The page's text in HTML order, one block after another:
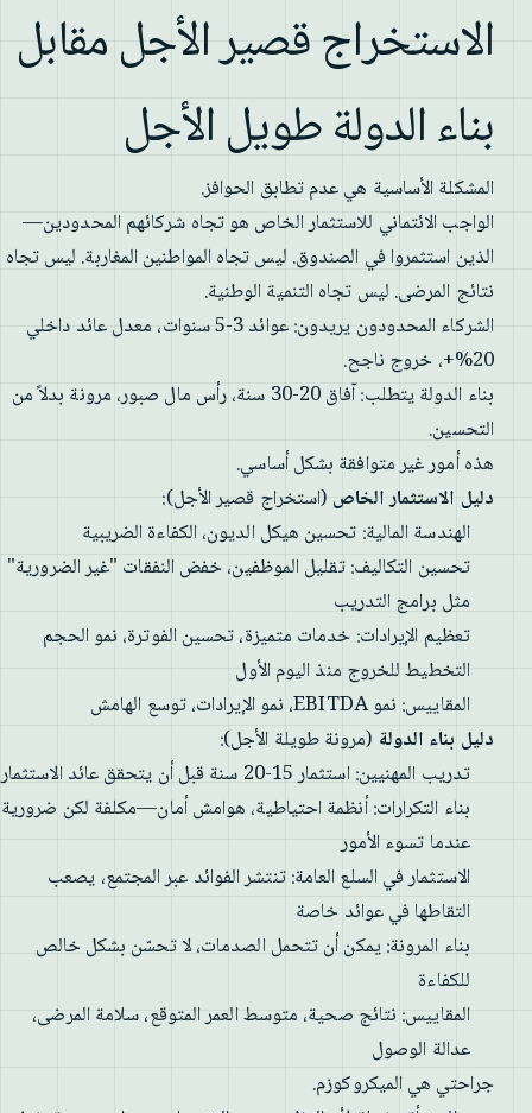
الاستخراج قصير الأجل مقابل
بناء الدولة طويل الأجل
المشكلة الأساسية هي عدم تطابق الحوافز.
الواجب الائتماني للاستثمار الخاص هو تجاه شركائهم المحدودين—
الذين استثمروا في الصندوق. ليس تجاه المواطنين المغاربة. ليس تجاه
نتائج المرضى. ليس تجاه التنمية الوطنية.
الشركاء المحدودون يريدون: عوائد 3-5 سنوات، معدل عائد داخلي
20%+، خروج ناجح.
بناء الدولة يتطلب: آفاق 20-30 سنة، رأس مال صبور، مرونة بدلاً من
التحسين.
هذه أمور غير متوافقة بشكل أساسي.
دليل الاستثمار الخاص(استخراج قصير الأجل):
الهندسة المالية: تحسين هيكل الديون، الكفاءة الضريبية
تحسين التكاليف: تقليل الموظفين، خفض النفقات "غير الضرورية"
مثل برامج التدريب
تعظيم الإيرادات: خدمات متميزة، تحسين الفوترة، نمو الحجم
التخطيط للخروج منذ اليوم الأول
المقاييس: نمو EBITDA، نمو الإيرادات، توسع الهامش
دليل بناء الدولة(مرونة طويلة الأجل):
تدريب المهنيين: استثمار 15-20 سنة قبل أن يتحقق عائد الاستثمار
بناء التكرارات: أنظمة احتياطية، هوامش أمان—مكلفة لكن ضرورية
عندما تسوء الأمور
الاستثمار في السلع العامة: تنتشر الفوائد عبر المجتمع، يصعب
التقاطها في عوائد خاصة
بناء المرونة: يمكن أن تتحمل الصدمات، لا تحسّن بشكل خالص
للكفاءة
المقاييس: نتائج صحية، متوسط العمر المتوقع، سلامة المرضى،
عدالة الوصول
جراحتي هي الميكروكوزم.